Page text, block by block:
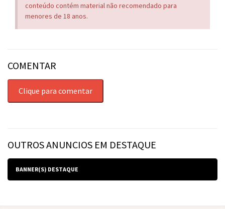
conteúdo contém material não recomendado para
menores de 18 anos.
COMENTAR
Clique para comentar
OUTROS ANUNCIOS EM DESTAQUE
BANNER(S) DESTAQUE